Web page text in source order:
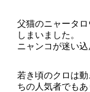
父猫のニャータ
しまいました。
ニャンコが迷い
若き頃のクロは
ちの人気者でもあ